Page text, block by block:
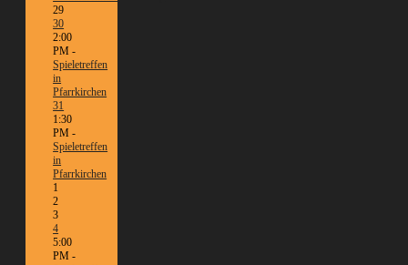
29
30
2:00
PM -
Spieletreffen
in
Pfarrkirchen
31
1:30
PM -
Spieletreffen
in
Pfarrkirchen
1
2
3
4
5:00
PM -